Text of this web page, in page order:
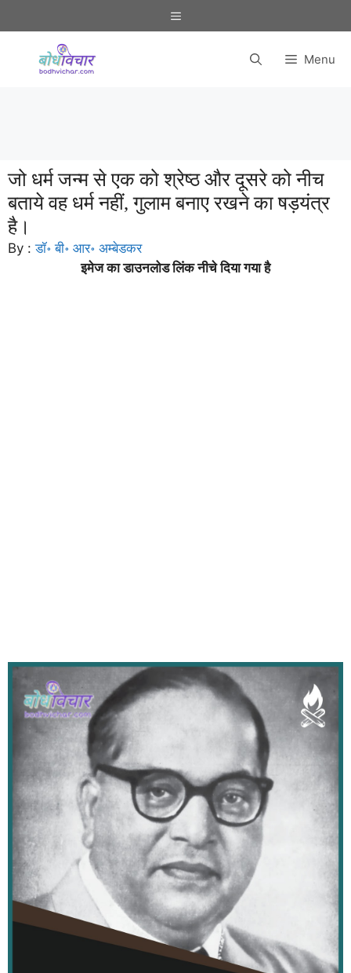
to
Menu
Menu
जो धर्म जन्म से एक को श्रेष्ठ और दूसरे को नीच
बताये वह धर्म नहीं, गुलाम बनाए रखने का षड़यंत्र
है।
By :डॉ॰ बी॰ आर॰ अम्बेडकर
इमेज का डाउनलोड लिंक नीचे दिया गया है